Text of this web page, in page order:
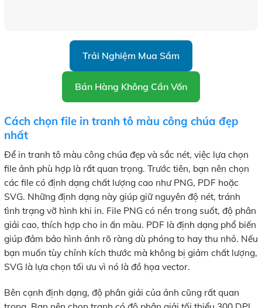
Trải Nghiệm Mua Sắm
Bán Hàng Không Cần Vốn
Cách chọn file in tranh tô màu công chúa đẹp
nhất
Để in tranh tô màu công chúa đẹp và sắc nét, việc lựa chọn
file ảnh phù hợp là rất quan trọng. Trước tiên, bạn nên chọn
các file có định dạng chất lượng cao như PNG, PDF hoặc
SVG. Những định dạng này giúp giữ nguyên độ nét, tránh
tình trạng vỡ hình khi in. File PNG có nền trong suốt, độ phân
giải cao, thích hợp cho in ấn màu. PDF là định dạng phổ biến
giúp đảm bảo hình ảnh rõ ràng dù phóng to hay thu nhỏ. Nếu
bạn muốn tùy chỉnh kích thước mà không bị giảm chất lượng,
SVG là lựa chọn tối ưu vì nó là đồ họa vector.
Bên cạnh định dạng, độ phân giải của ảnh cũng rất quan